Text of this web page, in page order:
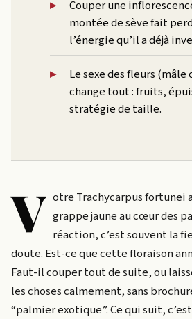
Couper une
montée de sève fait
l’énergie qu’il a déjà
Le sexe des fleurs
change tout : fruits,
stratégie de taille.
V otre Trachycarpus fortunei
grappe jaune au cœur des
réaction, c’est souvent la
doute. Est-ce que cette floraison
Faut-il couper tout de suite, ou
les choses calmement, sans
“palmier exotique”. Ce qui suit,